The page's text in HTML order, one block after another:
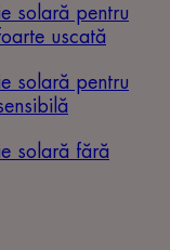
solară pentru
uscată
solară pentru
solară fără